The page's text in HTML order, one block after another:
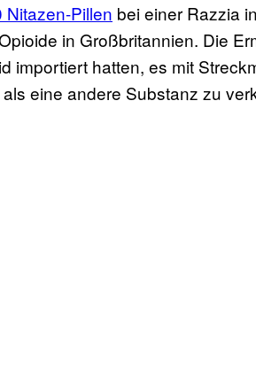
Nitazen-Pillen bei einer Razzia
in Großbritannien. Die
importiert hatten, es mit
eine andere Substanz zu